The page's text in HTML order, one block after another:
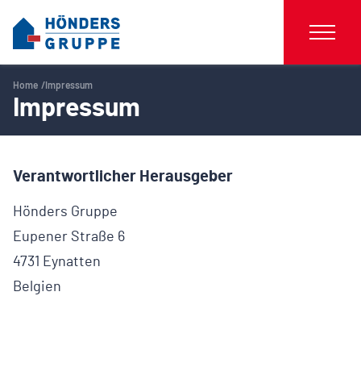
Home Impressum
Impressum
Verantwortlicher Herausgeber
Hönders Gruppe
Eupener Straße 6
4731 Eynatten
Belgien